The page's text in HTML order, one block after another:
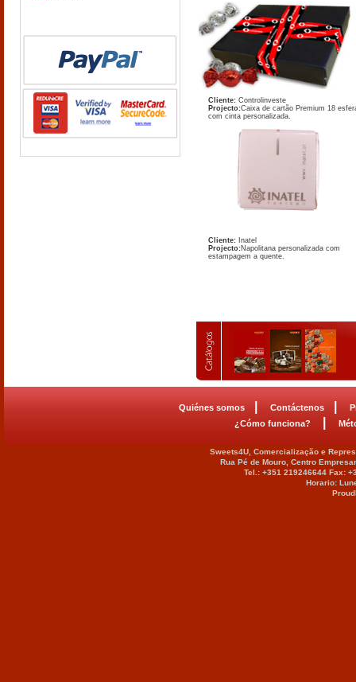
Cliente: Controlinveste
Projecto:Caixa de cartão Premium 18
com cinta personalizada.
Cliente: Inatel
Projecto:Napolitana personalizada com
estampagem a quente.
Quiénes somos Contáctenos
¿Cómo funciona?
Sweets4U, Comercialização e
Rua Pé de Mouro, Centro
Tel.: +351 219246644 Fax:
Horario: